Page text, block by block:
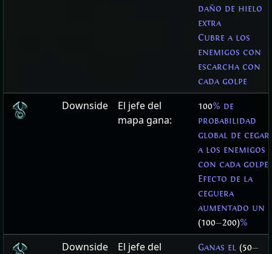
daño de hielo
extra
Cubre a los
enemigos con
escarcha con
cada golpe
Downside
El jefe del
mapa gana:
100% de
probabilidad
global de cegar
a los enemigos
con cada golpe
Efecto de la
ceguera
aumentado un
(100—200)%
Downside
El jefe del
Ganas el (50—